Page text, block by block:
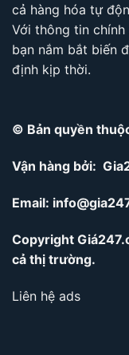
cả hàng hóa tự
Với thông tin
bạn nắm bắt biến
định kịp thời.
© Bản quyền
Vận hàng bởi:
Email:
Copyright
cả thị trường.
Liên hệ ads